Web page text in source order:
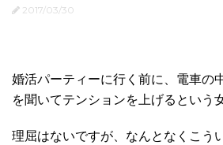
2017/03/30
婚活パーティーに行く前に、電車の
を聞いてテンションを上げるという
理屈はないですが、なんとなくこう